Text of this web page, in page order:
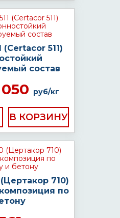
(Certacor 511)
состав
050 руб/кг
710)
по